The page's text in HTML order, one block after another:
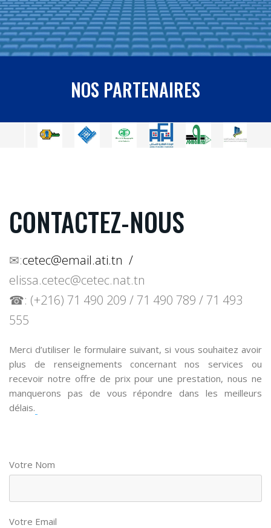
NOS PARTENAIRES
CONTACTEZ-NOUS
✉:cetec@email.ati.tn /
elissa.cetec@cetec.nat.tn
☎: (+216) 71 490 209 / 71 490 789 / 71 493
555
Merci d’utiliser le formulaire suivant, si vous souhaitez avoir
plus de renseignements concernant nos services ou
recevoir notre offre de prix pour une prestation, nous ne
manquerons pas de vous répondre dans les meilleurs
délais.
Votre Nom
Votre Email